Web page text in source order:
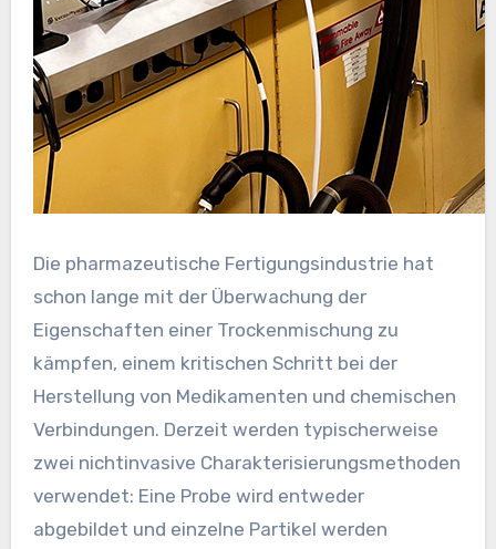
Die pharmazeutische Fertigungsindustrie hat
schon lange mit der Überwachung der
Eigenschaften einer Trockenmischung zu
kämpfen, einem kritischen Schritt bei der
Herstellung von Medikamenten und chemischen
Verbindungen. Derzeit werden typischerweise
zwei nichtinvasive Charakterisierungsmethoden
verwendet: Eine Probe wird entweder
abgebildet und einzelne Partikel werden